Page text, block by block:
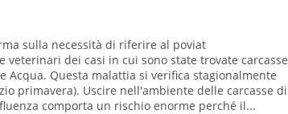
sulla necessità di riferire al poviat
dei casi in cui sono state trovate carcasse
Acqua. Questa malattia si verifica stagionalmente
primavera). Uscire nell'ambiente delle carcasse di
comporta un rischio enorme perché il...